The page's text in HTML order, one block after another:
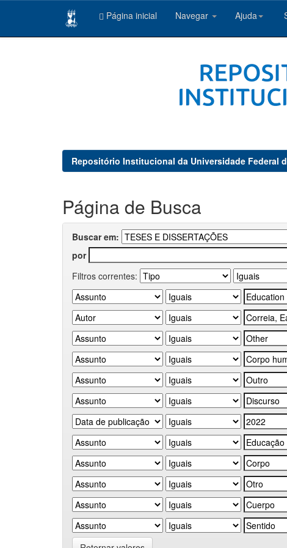
Página inicial Navegar Ajuda
Repositório Institucional da Universidade Federal
Página de Busca
Buscar em:
por
Filtros correntes: